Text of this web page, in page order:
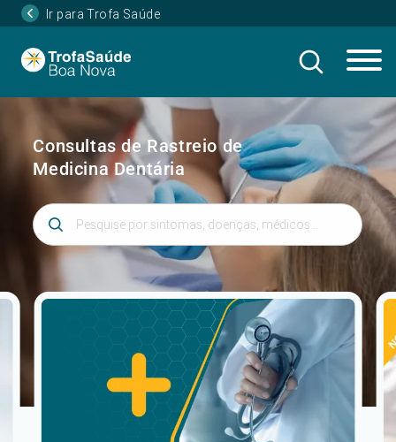
Ir para Trofa Saúde
Consultas de Rastreio de
Medicina Dentária
Introduza 3 ou mais caracteres